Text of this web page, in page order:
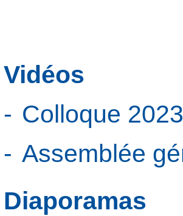
Vidéos
Colloque 2023
Assemblée
Diaporamas